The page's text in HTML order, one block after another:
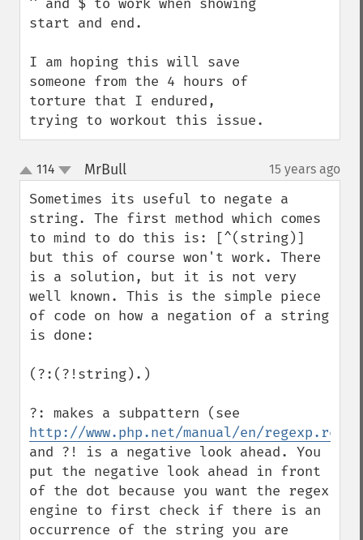
^ and $ to work when showing
start and end.
I am hoping this will save
someone from the 4 hours of
torture that I endured,
trying to workout this issue.
up
down
114 MrBull¶ 15 years ago
Sometimes its useful to negate a
string. The first method which comes
to mind to do this is: [^(string)]
but this of course won't work. There
is a solution, but it is not very
well known. This is the simple piece
of code on how a negation of a string
is done:
(?:(?!string).)
http://www.php.net/manual/en/
and ?! is a negative look ahead. You
put the negative look ahead in front
of the dot because you want the regex
engine to first check if there is an
occurrence of the string you are